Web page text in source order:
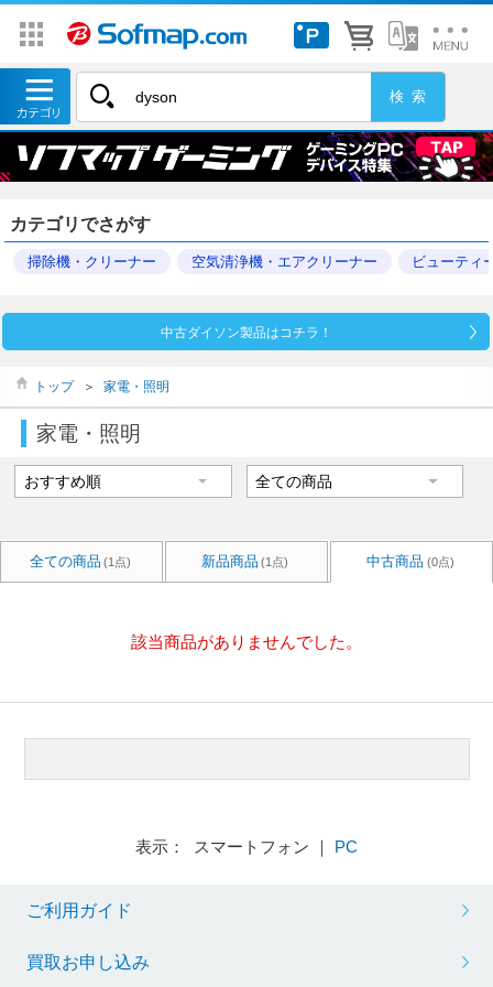
カテゴリでさがす
掃除機・クリーナー 空気清浄機・エアクリーナー ビューティ
中古ダイソン製品はコチラ！
トップ ＞ 家電・照明
家電・照明
全ての商品 (1点) 新品商品 (1点) 中古商品 (0点)
該当商品がありませんでした。
表示： スマートフォン ｜ PC
ご利用ガイド
買取お申し込み